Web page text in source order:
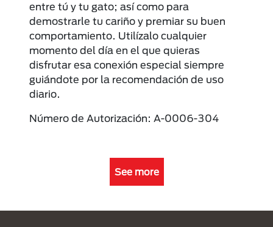
entre tú y tu gato; así como para
demostrarle tu cariño y premiar su buen
comportamiento. Utilízalo cualquier
momento del día en el que quieras
disfrutar esa conexión especial siempre
guiándote por la recomendación de uso
diario.
Número de Autorización: A-0006-304
See more